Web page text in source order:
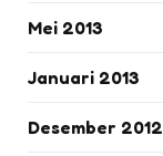
Mei 2013
Januari 2013
Desember 2012